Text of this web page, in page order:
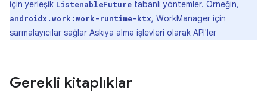
için yerleşik ListenableFuture tabanlı yöntemler. Örneğin,
androidx.work:work-runtime-ktx, WorkManager için
sarmalayıcılar sağlar Askıya alma işlevleri olarak API'ler
Gerekli kitaplıklar